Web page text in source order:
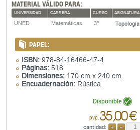
MATERIAL VÁLIDO PARA:
UNIVERSIDAD CARRERA CURSO ASIGNATURA
UNED Matemáticas 3º Topología
PAPEL:
ISBN: 978-84-16466-47-4
Páginas: 518
Dimensiones: 170 cm x 240 cm
Encuadernación: Rústica
Disponible
pvp. 35,00 €
cantidad: